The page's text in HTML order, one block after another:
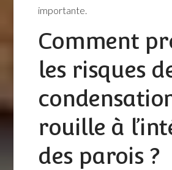
importante.
Comment
les risques
rouille à
des parois ?